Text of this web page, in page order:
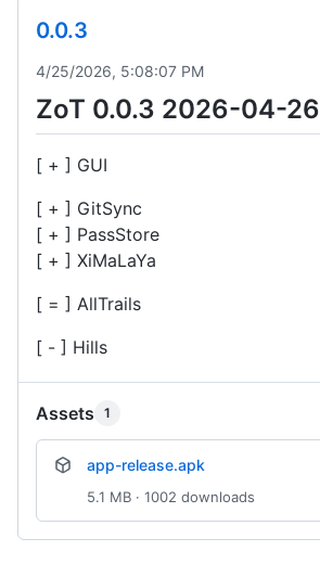
0.0.3
4/25/2026, 5:08:07 PM
ZoT 0.0.3 2026-04-26
[ + ] GUI
[ + ] GitSync
[ + ] PassStore
[ + ] XiMaLaYa
[ = ] AllTrails
[ - ] Hills
Assets 1
app-release.apk
5.1 MB · 1002 downloads